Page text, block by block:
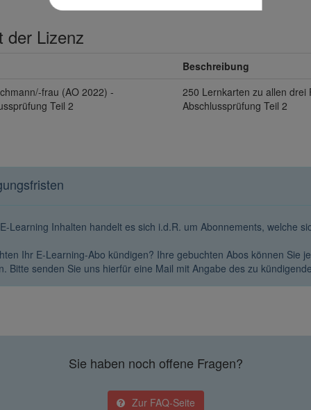
der Lizenz
Beschreibung
frau (AO 2022) -
Teil 2
250 Lernkarten zu allen drei
Abschlussprüfung Teil 2
Learning Inhalten handelt es sich i.d.R. um Abonnements, welche
Ihr E-Learning-Abo kündigen? Ihre gebuchten Abos können Sie
Bitte senden Sie uns hierfür eine Mail mit Angabe des zu
Sie haben noch offene Fragen?
Zur FAQ-Seite